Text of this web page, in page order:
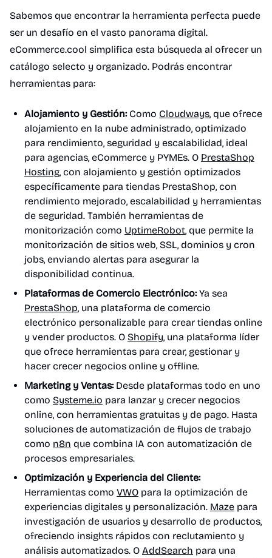
Sabemos que encontrar la herramienta perfecta puede
ser un desafío en el vasto panorama digital.
eCommerce.cool simplifica esta búsqueda al ofrecer un
catálogo selecto y organizado. Podrás encontrar
herramientas para:
Alojamiento y Gestión:Como Cloudways, que ofrece
alojamiento en la nube administrado, optimizado
para rendimiento, seguridad y escalabilidad, ideal
para agencias, eCommerce y PYMEs. O PrestaShop
Hosting, con alojamiento y gestión optimizados
específicamente para tiendas PrestaShop, con
rendimiento mejorado, escalabilidad y herramientas
de seguridad. También herramientas de
monitorización como UptimeRobot, que permite la
monitorización de sitios web, SSL, dominios y cron
jobs, enviando alertas para asegurar la
disponibilidad continua.
Plataformas de Comercio Electrónico:Ya sea
PrestaShop, una plataforma de comercio
electrónico personalizable para crear tiendas online
y vender productos. O Shopify, una plataforma líder
que ofrece herramientas para crear, gestionar y
hacer crecer negocios online y offline.
Marketing y Ventas:Desde plataformas todo en uno
como Systeme.io para lanzar y crecer negocios
online, con herramientas gratuitas y de pago. Hasta
soluciones de automatización de flujos de trabajo
como n8n que combina IA con automatización de
procesos empresariales.
Optimización y Experiencia del Cliente:
Herramientas como VWO para la optimización de
experiencias digitales y personalización. Maze para
investigación de usuarios y desarrollo de productos,
ofreciendo insights rápidos con reclutamiento y
análisis automatizados. O AddSearch para una